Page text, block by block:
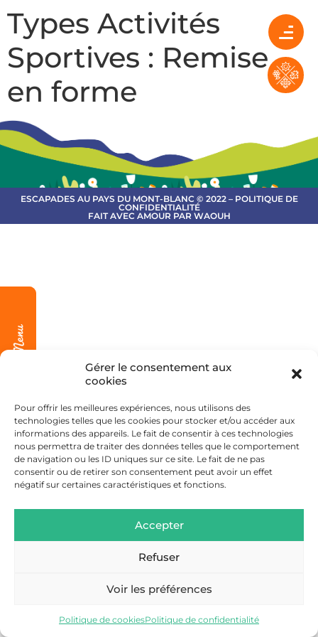
Gérer le consentement aux
cookies
Pour offrir les meilleures expériences, nous utilisons des
technologies telles que les cookies pour stocker et/ou accéder aux
informations des appareils. Le fait de consentir à ces technologies
nous permettra de traiter des données telles que le comportement
de navigation ou les ID uniques sur ce site. Le fait de ne pas
consentir ou de retirer son consentement peut avoir un effet
négatif sur certaines caractéristiques et fonctions.
Accepter
Refuser
Voir les préférences
Politique de cookiesPolitique de confidentialité
Types Activités
Sportives : Remise
en forme
ESCAPADES AU PAYS DU MONT-BLANC © 2022 – POLITIQUE DE
CONFIDENTIALITÉ
FAIT AVEC AMOUR PAR WAOUH